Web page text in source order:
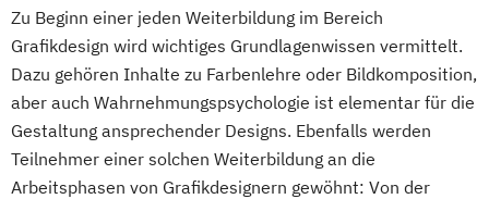
Zu Beginn einer jeden Weiterbildung im Bereich
Grafikdesign wird wichtiges Grundlagenwissen vermittelt.
Dazu gehören Inhalte zu Farbenlehre oder Bildkomposition,
aber auch Wahrnehmungspsychologie ist elementar für die
Gestaltung ansprechender Designs. Ebenfalls werden
Teilnehmer einer solchen Weiterbildung an die
Arbeitsphasen von Grafikdesignern gewöhnt: Von der